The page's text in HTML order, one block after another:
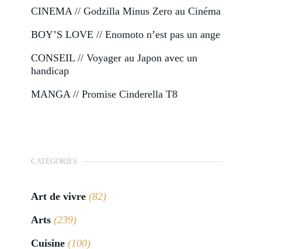
CINEMA // Godzilla Minus Zero au Cinéma
BOY’S LOVE // Enomoto n’est pas un ange
CONSEIL // Voyager au Japon avec un
handicap
MANGA // Promise Cinderella T8
CATÉGORIES
Art de vivre (82)
Arts (239)
Cuisine (100)